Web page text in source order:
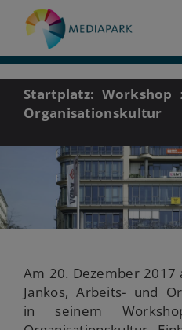
Startplatz:
Organisationskultur
Am 20. Dezember 2017
Jankos, Arbeits- und
in seinem